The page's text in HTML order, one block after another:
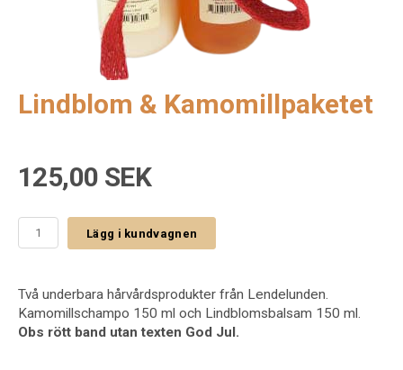
Lindblom & Kamomillpaketet
125,00 SEK
Lägg i kundvagnen
Två underbara hårvårdsprodukter från Lendelunden.
Kamomillschampo 150 ml och Lindblomsbalsam 150 ml.
Obs rött band utan texten God Jul.